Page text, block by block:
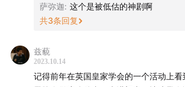
剪辑制作：沙青青
节目统筹：伯樵
发布运营：肖文杰、Lambda aka 码农
Logo设计：华盛
萨弥迦: 这个是被低估的神剧啊
共3条回复
兹藐
2023.10.14
记得前年在英国皇家学会的一个活动上